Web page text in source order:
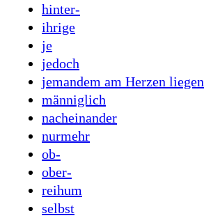
hinter-
ihrige
je
jedoch
jemandem am Herzen liegen
männiglich
nacheinander
nurmehr
ob-
ober-
reihum
selbst